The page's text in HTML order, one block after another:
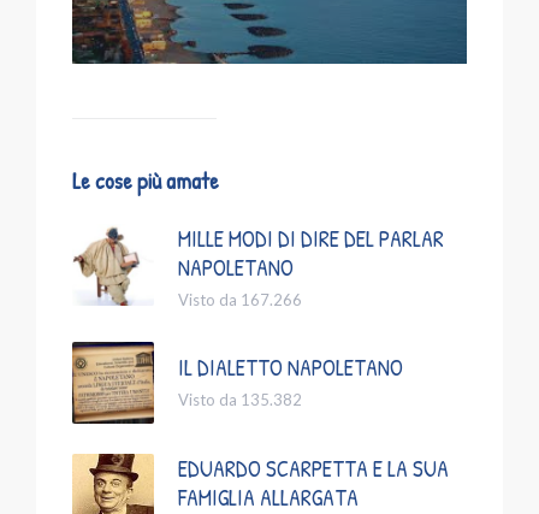
Le cose più amate
MILLE MODI DI DIRE DEL PARLAR
NAPOLETANO
Visto da 167.266
IL DIALETTO NAPOLETANO
Visto da 135.382
EDUARDO SCARPETTA E LA SUA
FAMIGLIA ALLARGATA